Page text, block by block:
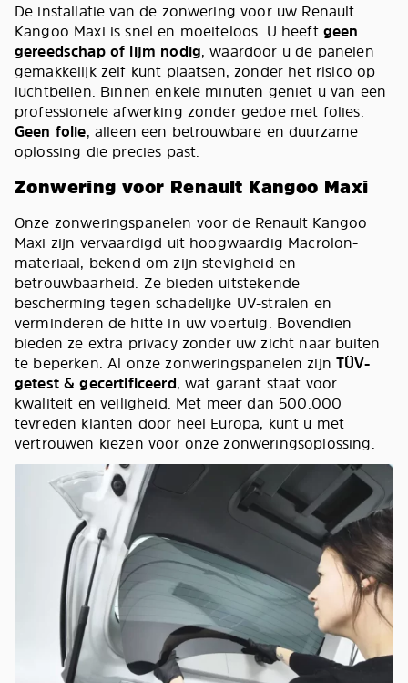
De installatie van de zonwering voor uw Renault
Kangoo Maxi is snel en moeiteloos. U heeft geen
gereedschap of lijm nodig, waardoor u de panelen
gemakkelijk zelf kunt plaatsen, zonder het risico op
luchtbellen. Binnen enkele minuten geniet u van een
professionele afwerking zonder gedoe met folies.
Geen folie, alleen een betrouwbare en duurzame
oplossing die precies past.
Zonwering voor Renault Kangoo Maxi
Onze zonweringspanelen voor de Renault Kangoo
Maxi zijn vervaardigd uit hoogwaardig Macrolon-
materiaal, bekend om zijn stevigheid en
betrouwbaarheid. Ze bieden uitstekende
bescherming tegen schadelijke UV-stralen en
verminderen de hitte in uw voertuig. Bovendien
bieden ze extra privacy zonder uw zicht naar buiten
te beperken. Al onze zonweringspanelen zijnTÜV-
getest & gecertificeerd, wat garant staat voor
kwaliteit en veiligheid. Met meer dan 500.000
tevreden klanten door heel Europa, kunt u met
vertrouwen kiezen voor onze zonweringsoplossing.